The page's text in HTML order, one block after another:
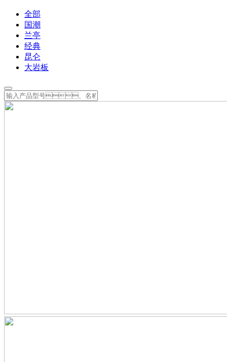
全部
国潮
兰亭
经典
昆仑
大岩板